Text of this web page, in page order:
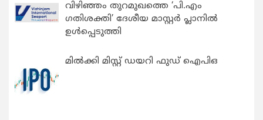
വിഴിഞ്ഞം തുറമുഖത്തെ ‘പി.എം
ഗതിശക്തി’ ദേശീയ മാസ്റ്റർ പ്ലാനിൽ
ഉൾപ്പെടുത്തി
മിൽക്കി മിസ്റ്റ് ഡയറി ഫുഡ് ഐപിഒ